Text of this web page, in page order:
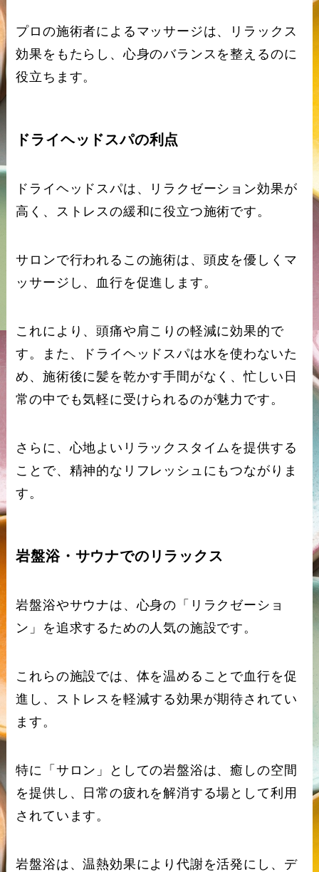
プロの施術者によるマッサージは、リラックス
効果をもたらし、心身のバランスを整えるのに
役立ちます。
ドライヘッドスパの利点
ドライヘッドスパは、リラクゼーション効果が
高く、ストレスの緩和に役立つ施術です。
サロンで行われるこの施術は、頭皮を優しくマ
ッサージし、血行を促進します。
これにより、頭痛や肩こりの軽減に効果的で
す。また、ドライヘッドスパは水を使わないた
め、施術後に髪を乾かす手間がなく、忙しい日
常の中でも気軽に受けられるのが魅力です。
さらに、心地よいリラックスタイムを提供する
ことで、精神的なリフレッシュにもつながりま
す。
岩盤浴・サウナでのリラックス
岩盤浴やサウナは、心身の「リラクゼーショ
ン」を追求するための人気の施設です。
これらの施設では、体を温めることで血行を促
進し、ストレスを軽減する効果が期待されてい
ます。
特に「サロン」としての岩盤浴は、癒しの空間
を提供し、日常の疲れを解消する場として利用
されています。
岩盤浴は、温熱効果により代謝を活発にし、デ